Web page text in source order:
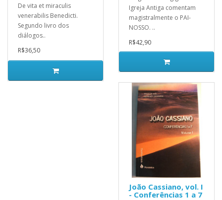
De vita et miraculis
venerabilis Benedicti.
Segundo livro dos
diálogos..
R$36,50
Igreja Antiga comentam
magistralmente o PAI-
NOSSO. ..
R$42,90
João Cassiano, vol. I
- Conferências 1 a 7